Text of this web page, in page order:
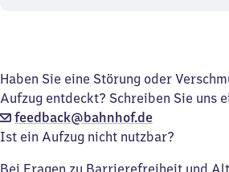
Haben Sie eine Störung oder
Aufzug entdeckt? Schreiben Sie uns
feedback@bahnhof.de
Ist ein Aufzug nicht nutzbar?
Bei Fragen zu Barrierefreiheit und